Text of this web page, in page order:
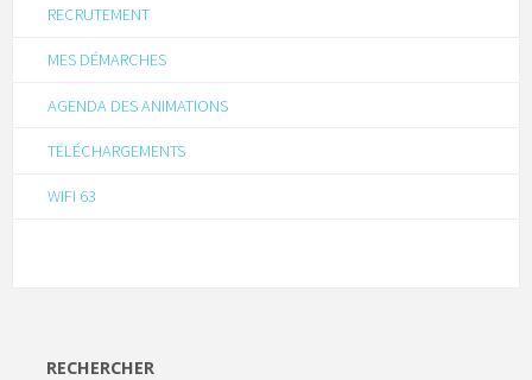
RECRUTEMENT
MES DÉMARCHES
AGENDA DES ANIMATIONS
TÉLÉCHARGEMENTS
WIFI 63
RECHERCHER